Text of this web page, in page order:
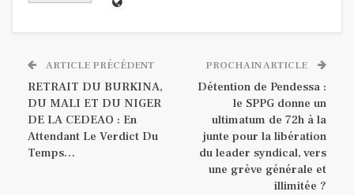
ARTICLE PRÉCÉDENT
RETRAIT DU BURKINA,
DU MALI ET DU NIGER
DE LA CEDEAO : En
Attendant Le Verdict Du
Temps…
PROCHAIN ARTICLE
Détention de Pendessa :
le SPPG donne un
ultimatum de 72h à la
junte pour la libération
du leader syndical, vers
une grève générale et
illimitée ?